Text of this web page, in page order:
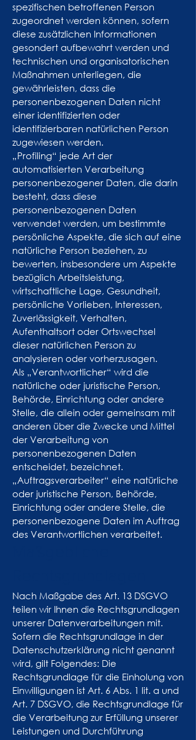
spezifischen betroffenen Person
zugeordnet werden können, sofern
diese zusätzlichen Informationen
gesondert aufbewahrt werden und
technischen und organisatorischen
Maßnahmen unterliegen, die
gewährleisten, dass die
personenbezogenen Daten nicht
einer identifizierten oder
identifizierbaren natürlichen Person
zugewiesen werden.
„Profiling“ jede Art der
automatisierten Verarbeitung
personenbezogener Daten, die darin
besteht, dass diese
personenbezogenen Daten
verwendet werden, um bestimmte
persönliche Aspekte, die sich auf eine
natürliche Person beziehen, zu
bewerten, insbesondere um Aspekte
bezüglich Arbeitsleistung,
wirtschaftliche Lage, Gesundheit,
persönliche Vorlieben, Interessen,
Zuverlässigkeit, Verhalten,
Aufenthaltsort oder Ortswechsel
dieser natürlichen Person zu
analysieren oder vorherzusagen.
Als „Verantwortlicher“ wird die
natürliche oder juristische Person,
Behörde, Einrichtung oder andere
Stelle, die allein oder gemeinsam mit
anderen über die Zwecke und Mittel
der Verarbeitung von
personenbezogenen Daten
entscheidet, bezeichnet.
„Auftragsverarbeiter“ eine natürliche
oder juristische Person, Behörde,
Einrichtung oder andere Stelle, die
personenbezogene Daten im Auftrag
des Verantwortlichen verarbeitet.
Nach Maßgabe des Art. 13 DSGVO
teilen wir Ihnen die Rechtsgrundlagen
unserer Datenverarbeitungen mit.
Sofern die Rechtsgrundlage in der
Datenschutzerklärung nicht genannt
wird, gilt Folgendes: Die
Rechtsgrundlage für die Einholung von
Einwilligungen ist Art. 6 Abs. 1 lit. a und
Art. 7 DSGVO, die Rechtsgrundlage für
die Verarbeitung zur Erfüllung unserer
Leistungen und Durchführung